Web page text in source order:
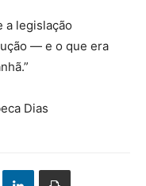
a legislação
— e o que era
Dias